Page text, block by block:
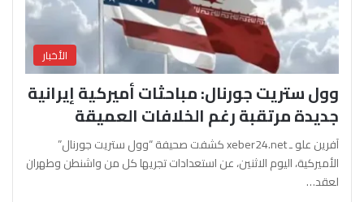
الأخبار
وول ستريت جورنال: مباحثات أميركية إيرانية
جديدة مرتقبة رغم الخلافات العميقة
آفرين علو ـ xeber24.net كشفت صحيفة “وول ستريت جورنال”
الأميركية، اليوم الاثنين، عن استعدادات تجريها كل من واشنطن وطهران
لعقد…